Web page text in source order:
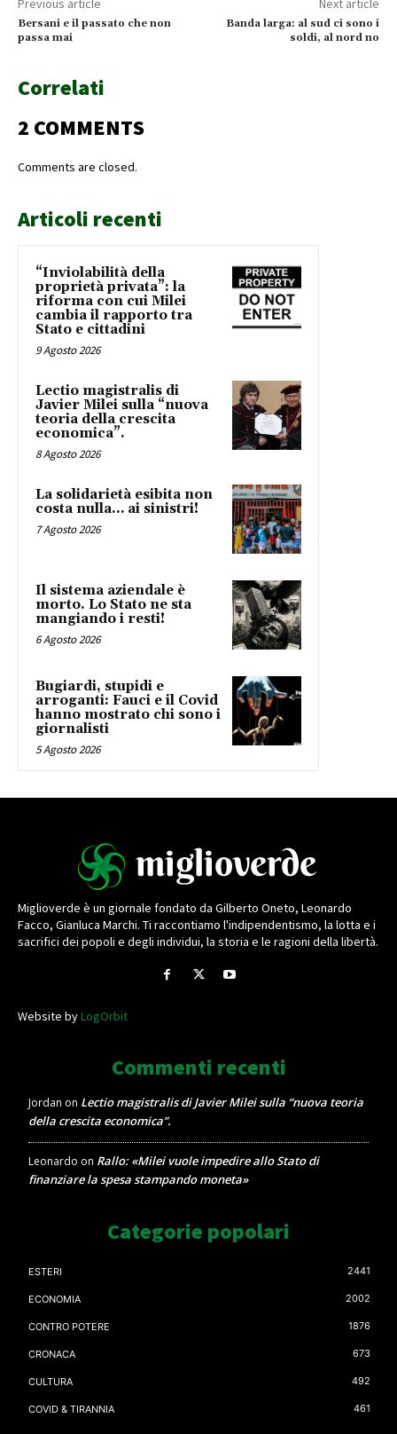
Previous article
Bersani e il passato che non
passa mai
Next article
Banda larga: al sud ci sono i
soldi, al nord no
Correlati
2 COMMENTS
Comments are closed.
Articoli recenti
“Inviolabilità della
proprietà privata”: la
riforma con cui Milei
cambia il rapporto tra
Stato e cittadini
9 Agosto 2026
Lectio magistralis di
Javier Milei sulla “nuova
teoria della crescita
economica”.
8 Agosto 2026
La solidarietà esibita non
costa nulla… ai sinistri!
7 Agosto 2026
Il sistema aziendale è
morto. Lo Stato ne sta
mangiando i resti!
6 Agosto 2026
Bugiardi, stupidi e
arroganti: Fauci e il Covid
hanno mostrato chi sono i
giornalisti
5 Agosto 2026
Miglioverde è un giornale fondato da Gilberto Oneto, Leonardo
Facco, Gianluca Marchi. Ti raccontiamo l'indipendentismo, la lotta e i
sacrifici dei popoli e degli individui, la storia e le ragioni della libertà.
Website byLogOrbit
Commenti recenti
Jordan on Lectio magistralis di Javier Milei sulla “nuova teoria
della crescita economica”.
Leonardo on Rallo: «Milei vuole impedire allo Stato di
finanziare la spesa stampando moneta»
Categorie popolari
ESTERI 2441
ECONOMIA 2002
CONTRO POTERE 1876
CRONACA 673
CULTURA 492
COVID & TIRANNIA 461